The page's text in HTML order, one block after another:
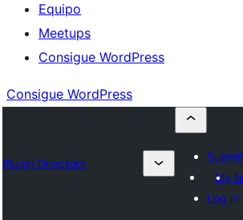
Equipo
Meetups
Consigue WordPress
Consigue WordPress
Plugin Directory
My
Log in